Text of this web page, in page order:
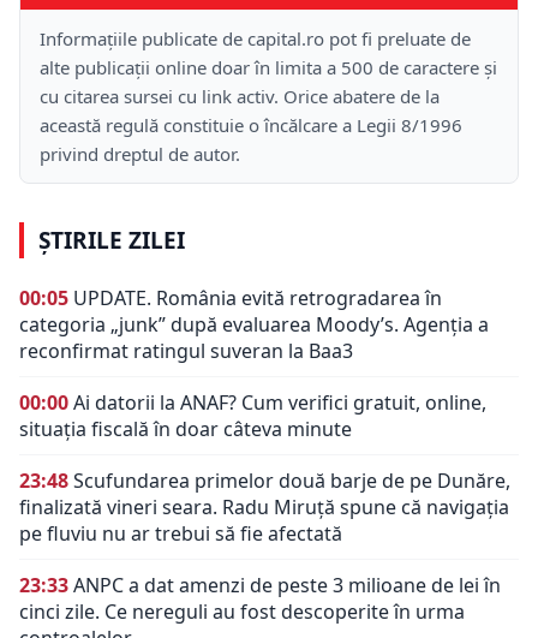
Informațiile publicate de capital.ro pot fi preluate de
alte publicații online doar în limita a 500 de caractere și
cu citarea sursei cu link activ. Orice abatere de la
această regulă constituie o încălcare a Legii 8/1996
privind dreptul de autor.
ȘTIRILE ZILEI
00:05 UPDATE. România evită retrogradarea în
categoria „junk” după evaluarea Moody’s. Agenția a
reconfirmat ratingul suveran la Baa3
00:00Ai datorii la ANAF? Cum verifici gratuit, online,
situația fiscală în doar câteva minute
23:48Scufundarea primelor două barje de pe Dunăre,
finalizată vineri seara. Radu Miruță spune că navigația
pe fluviu nu ar trebui să fie afectată
23:33ANPC a dat amenzi de peste 3 milioane de lei în
cinci zile. Ce nereguli au fost descoperite în urma